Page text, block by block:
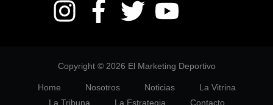
Copyright © 2026 El Marketing Deportivo
Home Nosotros Noticias
La Vitrina
La Tribuna
La Estrategia Contacto